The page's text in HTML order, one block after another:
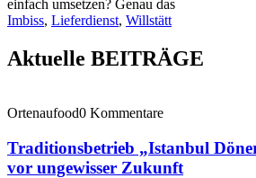
einfach umsetzen? Genau das
Imbiss, Lieferdienst, Willstätt
Aktuelle BEITRÄGE
Ortenaufood0 Kommentare
Traditionsbetrieb „Istanbul
vor ungewisser Zukunft